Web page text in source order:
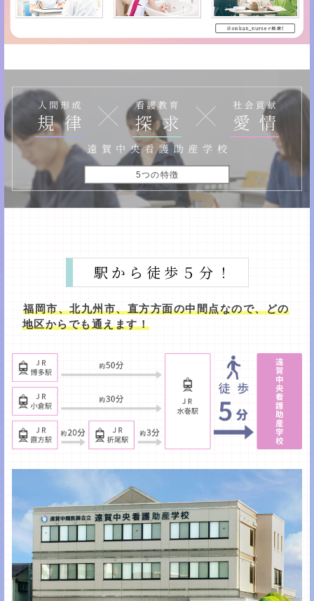
5つの特徴
駅から徒歩５分！
福岡市、北九州市、直方方面の中間点なので、どの
地区からでも通えます！